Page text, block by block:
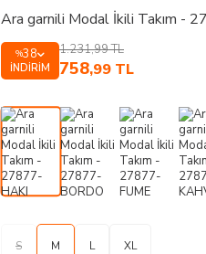
Ara garnili Modal İkili Takım -
%38
İNDIRIM
1.231,99TL
758,99 TL
S M L XL